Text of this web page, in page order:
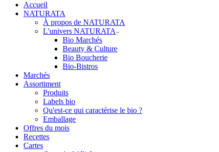
Accueil
NATURATA
À propos de NATURATA
L'univers NATURATA
Bio Marchés
Beauty & Culture
Bio Boucherie
Bio-Bistros
Marchés
Assortiment
Produits
Labels bio
Qu'est-ce qui caractérise le bio ?
Emballage
Offres du mois
Recettes
Cartes